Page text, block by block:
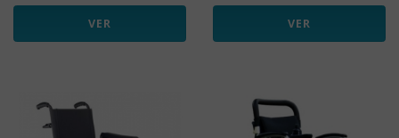
VER VER